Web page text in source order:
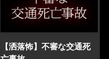
【洒落怖】不審な交通死